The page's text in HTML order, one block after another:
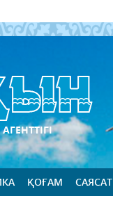
ҚОҒАМ САЯСАТ